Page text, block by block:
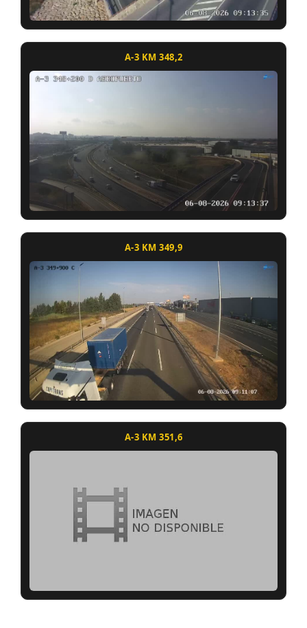
A-3 KM 348,2
A-3 KM 349,9
A-3 KM 351,6